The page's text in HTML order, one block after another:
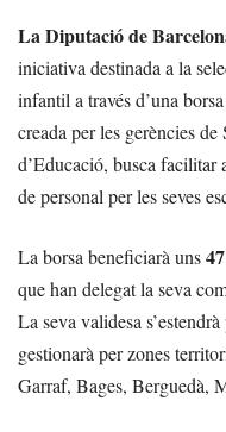
La Diputació de
iniciativa destinada a la
infantil a través d’una
creada per les gerències
d’Educació, busca facilitar
de personal per les seves
La borsa beneficiarà uns
que han delegat la seva
La seva validesa
gestionarà per zones
Garraf, Bages, Berguedà,